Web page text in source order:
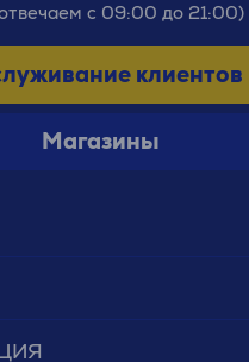
с 09:00 до 21:00)
клиентов
Магазины